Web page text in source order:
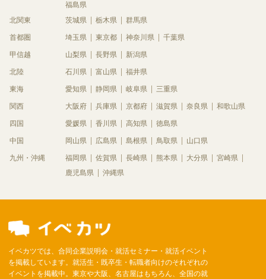
福島県
北関東
茨城県 栃木県 群馬県
首都圏 埼玉県 東京都 神奈川県 千葉県
甲信越 山梨県 長野県 新潟県
北陸 石川県 富山県 福井県
東海 愛知県 静岡県 岐阜県 三重県
関西 大阪府 兵庫県 京都府 滋賀県 奈良県 和歌山県
四国 愛媛県 香川県 高知県 徳島県
中国 岡山県 広島県 島根県 鳥取県 山口県
九州・沖縄 福岡県 佐賀県 長崎県 熊本県 大分県
宮崎県
鹿児島県
沖縄県
イベカツでは、合同企業説明会・就活セミナー・就活イベント
を掲載しています。就活生・既卒生・転職者向けのそれぞれの
イベントを掲載中。東京や大阪、名古屋はもちろん、全国の就